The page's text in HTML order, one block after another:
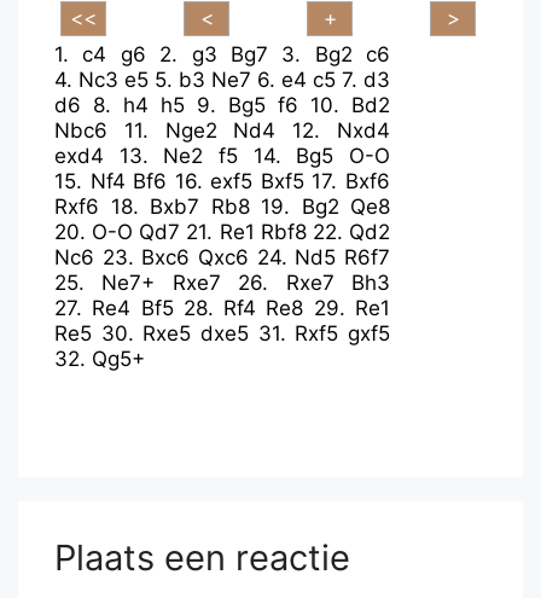
1.c4 g6 2. g3 Bg7 3. Bg2 c6
4. Nc3 e5 5. b3 Ne7 6. e4 c5 7. d3
d6 8. h4 h5 9. Bg5 f6 10. Bd2
Nbc6
11. Nge2 Nd4 12. Nxd4
exd4
13. Ne2 f5 14. Bg5
O-O
15. Nf4 Bf6 16.exf5 Bxf5 17. Bxf6
Rxf6 18. Bxb7 Rb8 19. Bg2 Qe8
20. O-O Qd7 21. Re1 Rbf8 22. Qd2
Nc6 23. Bxc6 Qxc6 24. Nd5 R6f7
25. Ne7+ Rxe7 26. Rxe7
Bh3
27. Re4 Bf5 28. Rf4 Re8 29. Re1
Re5 30. Rxe5 dxe5 31. Rxf5 gxf5
32. Qg5+
Plaats een reactie